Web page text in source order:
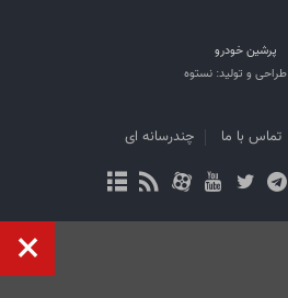
پرشین خودرو
طراحی و تولید: نستوه
تماس با ما چندرسانه ای